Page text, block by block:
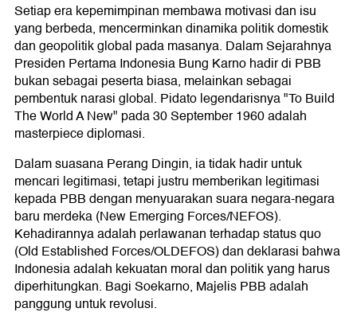
Setiap era kepemimpinan membawa motivasi dan isu
yang berbeda, mencerminkan dinamika politik domestik
dan geopolitik global pada masanya. Dalam Sejarahnya
Presiden Pertama Indonesia Bung Karno hadir di PBB
bukan sebagai peserta biasa, melainkan sebagai
pembentuk narasi global. Pidato legendarisnya "To Build
The World A New" pada 30 September 1960 adalah
masterpiece diplomasi.
Dalam suasana Perang Dingin, ia tidak hadir untuk
mencari legitimasi, tetapi justru memberikan legitimasi
kepada PBB dengan menyuarakan suara negara-negara
baru merdeka (New Emerging Forces/NEFOS).
Kehadirannya adalah perlawanan terhadap status quo
(Old Established Forces/OLDEFOS) dan deklarasi bahwa
Indonesia adalah kekuatan moral dan politik yang harus
diperhitungkan. Bagi Soekarno, Majelis PBB adalah
panggung untuk revolusi.